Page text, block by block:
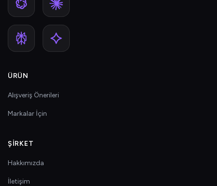
ÜRÜN
Alışveriş Önerileri
Markalar İçin
ŞIRKET
Hakkımızda
İletişim